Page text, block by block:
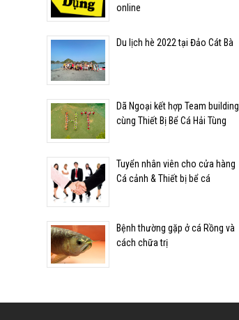
online
Du lịch hè 2022 tại Đảo Cát Bà
Dã Ngoại kết hợp Team building
cùng Thiết Bị Bể Cá Hải Tùng
Tuyển nhân viên cho cửa hàng
Cá cảnh & Thiết bị bể cá
Bệnh thường gặp ở cá Rồng và
cách chữa trị